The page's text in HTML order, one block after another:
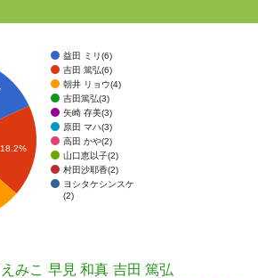
益田 ミリ(6)
吉田 篤弘(6)
朝井 リョウ(4)
吉田篤弘(3)
矢崎 存美(3)
原田 マハ(3)
高田 かや(2)
山口恵以子(2)
村田沙耶香(2)
ヨシタケシンスケ
(2)
18.2%
みこ 早見 和真 吉田 篤弘